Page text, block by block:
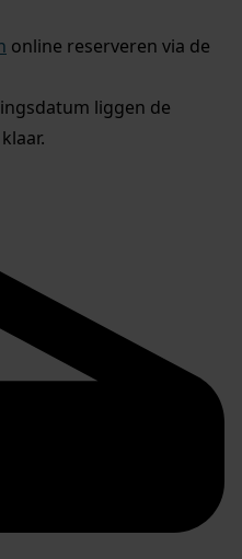
online reserveren via de
liggen de